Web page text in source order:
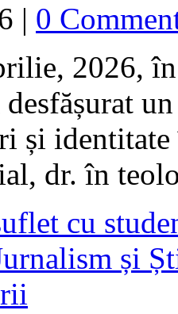
| 0
2026,
desfășurat
și
dr. în